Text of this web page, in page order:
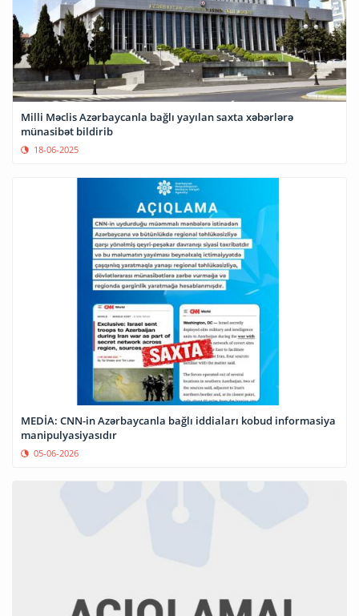
Milli Məclis Azərbaycanla bağlı yayılan saxta xəbərlərə
münasibət bildirib
18-06-2025
MEDİA: CNN-in Azərbaycanla bağlı iddiaları kobud informasiya
manipulyasiyasıdır
05-06-2026